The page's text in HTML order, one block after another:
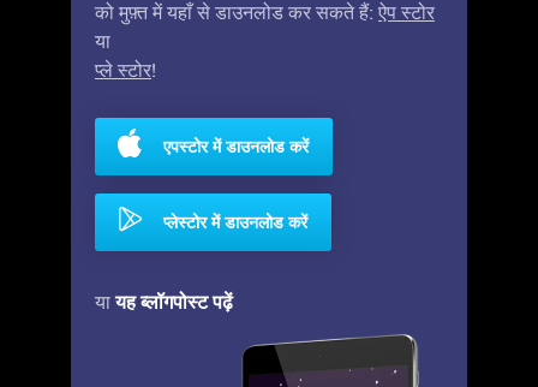
को मुफ़्त में यहाँ से डाउनलोड कर सकते हैं: ऐप स्टोर
या
प्ले स्टोर!
एपस्टोर में डाउनलोड करें
प्लेस्टोर में डाउनलोड करें
यायह ब्लॉगपोस्ट पढ़ें